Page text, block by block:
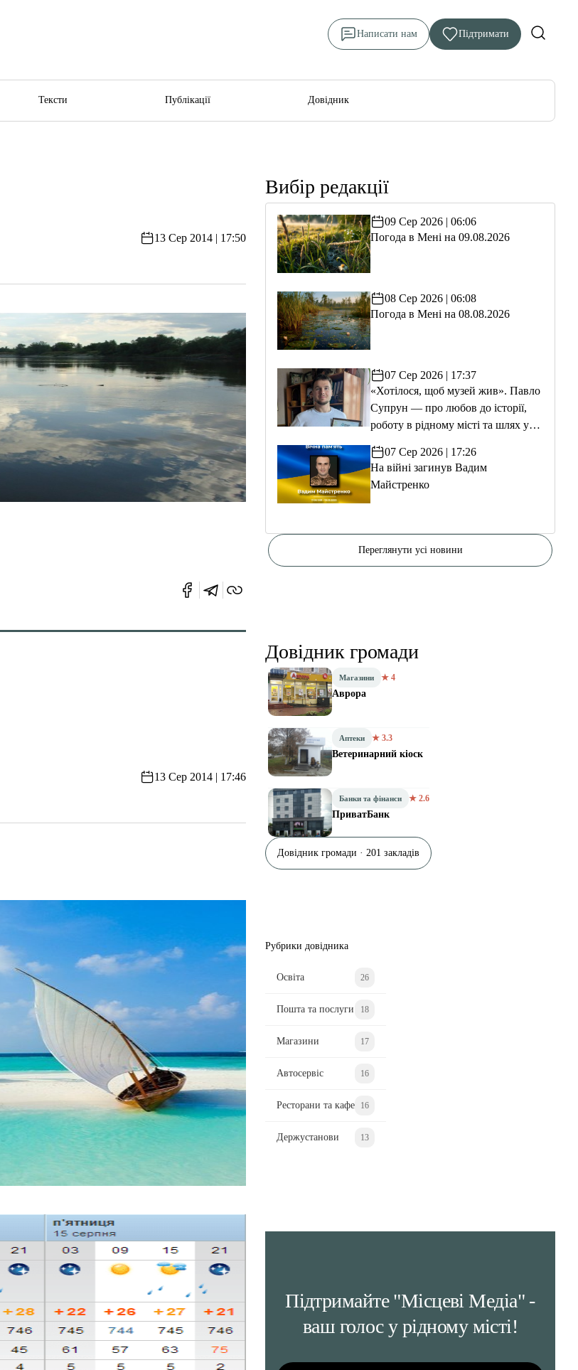
Написати нам Підтримати
Тексти Публікації Довідник
13 Сер 2014 | 17:50
13 Сер 2014 | 17:46
Вибір редакції
09 Сер 2026 | 06:06
Погода в Мені на 09.08.2026
08 Сер 2026 | 06:08
Погода в Мені на 08.08.2026
07 Сер 2026 | 17:37
«Хотілося, щоб музей жив». Павло
Супрун — про любов до історії,
роботу в рідному місті та шлях у
07 Сер 2026 | 17:26
На війні загинув Вадим
Майстренко
Переглянути усі новини
Довідник громади
Магазини ★ 4
Аврора
Аптеки ★ 3.3
Ветеринарний кіоск
Банки та фінанси ★ 2.6
ПриватБанк
Довідник громади · 201 закладів
Рубрики довідника
Освіта 26
Пошта та послуги 18
Магазини 17
Автосервіс 16
Ресторани та кафе 16
Держустанови 13
Підтримайте "Місцеві Медіа" -
ваш голос у рідному місті!